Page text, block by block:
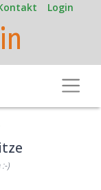
Login
:-)